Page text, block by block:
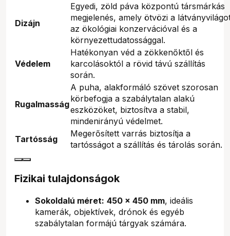
Dizájn
Egyedi, zöld páva központú társmárkás
megjelenés, amely ötvözi a
az ökológiai konzervációval és a
környezettudatossággal.
Védelem
Hatékonyan véd a zökkenőktől és
karcolásoktól a rövid távú szállítás
során.
Rugalmasság
A puha, alakformáló szövet szorosan
körbefogja a szabálytalan alakú
eszközöket, biztosítva a stabil,
mindenirányú védelmet.
Tartósság
Megerősített varrás biztosítja a
tartósságot a szállítás és tárolás során.
Fizikai tulajdonságok
Sokoldalú méret: 450 x 450 mm, ideális
kamerák, objektívek, drónok és egyéb
szabálytalan formájú tárgyak számára.